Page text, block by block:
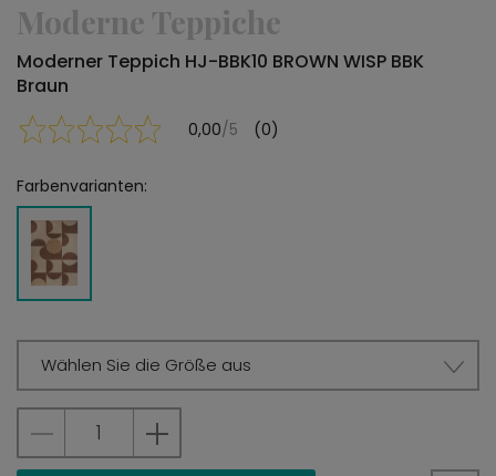
Moderne Teppiche
Moderner Teppich HJ-BBK10 BROWN WISP BBK
Braun
0,00/5 (0)
Farbenvarianten:
Wählen Sie die Größe aus